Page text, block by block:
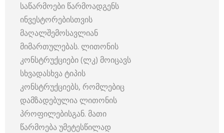
საწარმოები წარმოადგენს
ინვესტორებისთვის
მაღალშემოსავლიან
მიმართულებას. ლითონის
კონსტრუქციები (ლკ) მოიცავს
სხვადასხვა ტიპის
კონსტრუქციებს, რომლებიც
დამზადებულია ლითონის
პროფილებისგან. მათი
წარმოება უმეტესწილად